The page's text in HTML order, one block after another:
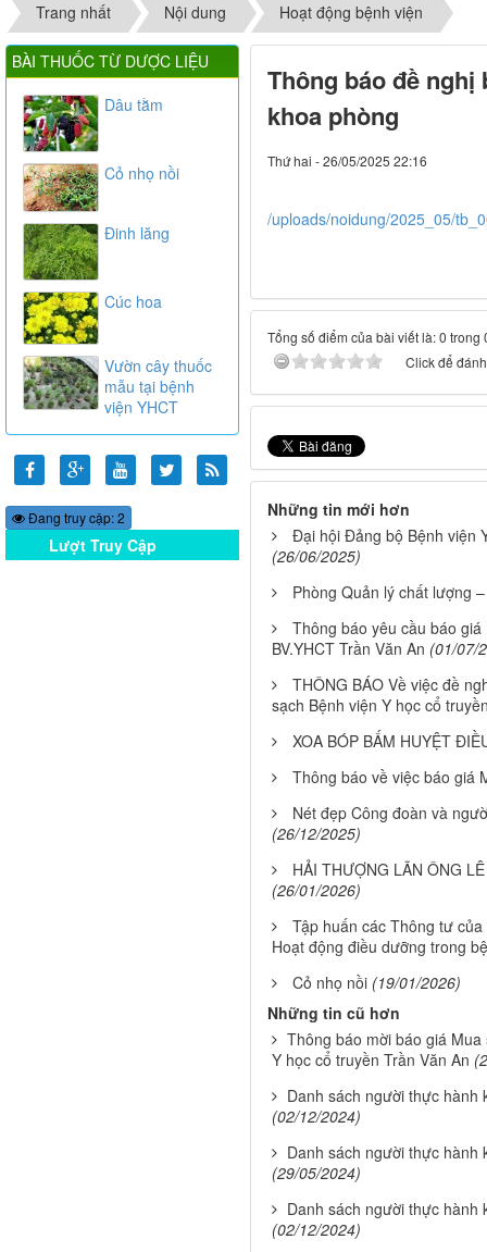
Trang nhất Nội dung Hoạt động bệnh viện
Thông báo đề nghị
khoa phòng
Thứ hai - 26/05/2025 22:16
/uploads/noidung/2025_05/
Tổng số điểm của bài viết là: 0 trong
Click để
Những tin mới hơn
Đại hội Đảng bộ Bệnh viện
(26/06/2025)
Phòng Quản lý chất lượng
Thông báo yêu cầu báo
BV.YHCT Trần Văn An (01/07/
THÔNG BÁO Về việc đề
sạch Bệnh viện Y học cổ
XOA BÓP BẤM HUYỆT
Thông báo về việc báo giá
Nét đẹp Công đoàn và
(26/12/2025)
HẢI THƯỢNG LÃN ÔNG
(26/01/2026)
Tập huấn các Thông tư
Hoạt động điều dưỡng trong
Cỏ nhọ nồi (19/01/2026)
Những tin cũ hơn
Thông báo mời báo giá
Y học cổ truyền Trần Văn An
Danh sách người thực hành
(02/12/2024)
Danh sách người thực hành
(29/05/2024)
Danh sách người thực hành
(02/12/2024)
BÀI THUỐC TỪ DƯỢC LIỆU
Dâu tằm
Cỏ nhọ nồi
Đinh lăng
Cúc hoa
Vườn cây thuốc
mẫu tại bệnh
viện YHCT
Đang truy cập: 2
Lượt Truy Cập
Online